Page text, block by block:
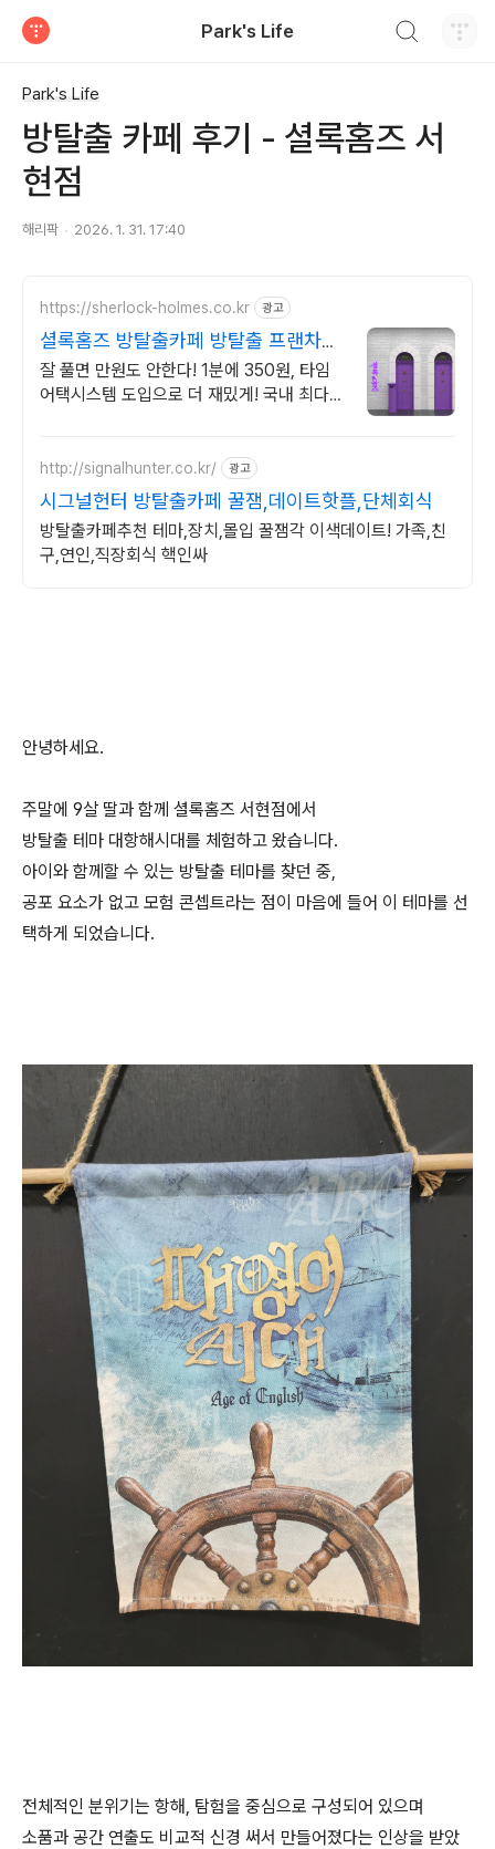
Park's Life
Park's Life
방탈출 카페 후기 - 셜록홈즈 서
현점
해리팍 2026. 1. 31. 17:40
https://sherlock-holmes.co.kr 광고
셜록홈즈 방탈출카페 방탈출 프랜차이
즈 절대 강자
잘 풀면 만원도 안한다! 1분에 350원, 타임
어택시스템 도입으로 더 재밌게! 국내 최다
http://signalhunter.co.kr/ 광고
시그널헌터 방탈출카페 꿀잼,데이트핫플,단체회식
방탈출카페추천 테마,장치,몰입 꿀잼각 이색데이트! 가족,친
구,연인,직장회식 핵인싸
안녕하세요.
주말에 9살 딸과 함께 셜록홈즈 서현점에서
방탈출 테마 대항해시대를 체험하고 왔습니다.
아이와 함께할 수 있는 방탈출 테마를 찾던 중,
공포 요소가 없고 모험 콘셉트라는 점이 마음에 들어 이 테마를 선
택하게 되었습니다.
전체적인 분위기는 항해, 탐험을 중심으로 구성되어 있으며
소품과 공간 연출도 비교적 신경 써서 만들어졌다는 인상을 받았